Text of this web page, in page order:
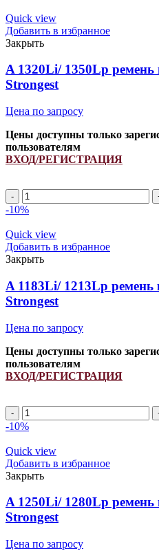
657793.0
ремень
клиновой
INDFORCE
Strongest
quantity
Quick view
Добавить в избранное
Закрыть
A 1320Li/ 1350Lp
Strongest
Цена по запросу
Цены доступны только
пользователям
ВХОД/РЕГИСТРАЦИЯ
A
1320Li/
ремень
клиновой
INDFORCE
Strongest
quantity
-10%
Quick view
Добавить в избранное
Закрыть
A 1183Li/ 1213Lp
Strongest
Цена по запросу
Цены доступны только
пользователям
ВХОД/РЕГИСТРАЦИЯ
A
1183Li/
ремень
клиновой
INDFORCE
Strongest
quantity
-10%
Quick view
Добавить в избранное
Закрыть
A 1250Li/ 1280Lp
Strongest
Цена по запросу